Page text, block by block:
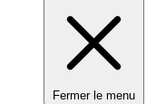
Fermer le menu